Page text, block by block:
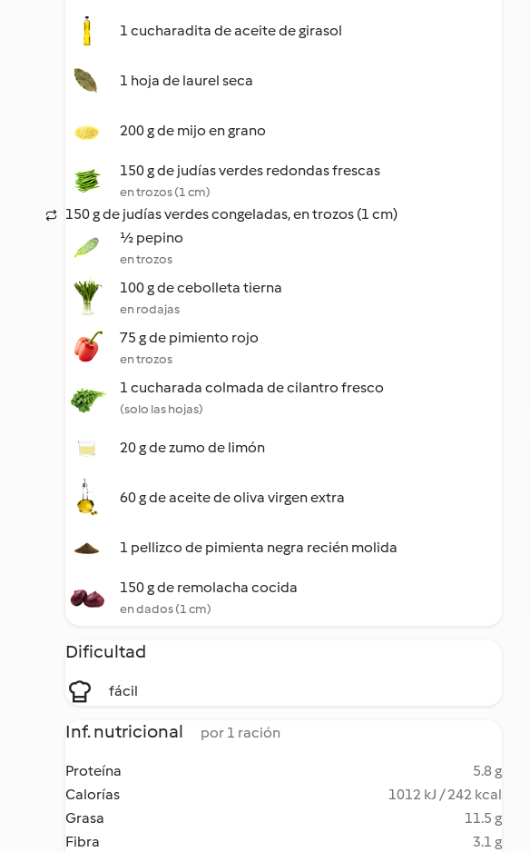
1 cucharadita de aceite de girasol
1 hoja de laurel seca
200 g de mijo en grano
150 g de judías verdes redondas frescas
en trozos (1 cm)
150 g de judías verdes congeladas, en trozos (1 cm)
½ pepino
en trozos
100 g de cebolleta tierna
en rodajas
75 g de pimiento rojo
en trozos
1 cucharada colmada de cilantro fresco
(solo las hojas)
20 g de zumo de limón
60 g de aceite de oliva virgen extra
1 pellizco de pimienta negra recién molida
150 g de remolacha cocida
en dados (1 cm)
Dificultad
fácil
Inf. nutricional por 1 ración
Proteína
5.8 g
Calorías
1012 kJ / 242 kcal
Grasa
11.5 g
Fibra
3.1 g